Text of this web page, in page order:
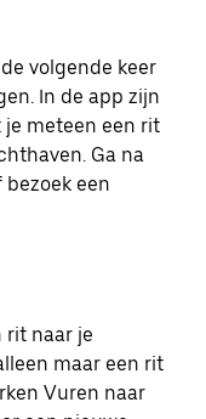
volgende keer
In de app zijn
meteen een rit
Ga na
een
rit naar je
maar een rit
Vuren naar